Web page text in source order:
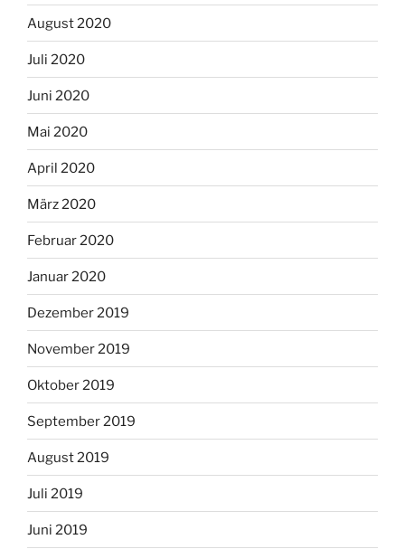
August 2020
Juli 2020
Juni 2020
Mai 2020
April 2020
März 2020
Februar 2020
Januar 2020
Dezember 2019
November 2019
Oktober 2019
September 2019
August 2019
Juli 2019
Juni 2019